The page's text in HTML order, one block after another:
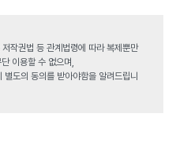
작권법 등 관계법령에 따라 복제뿐만
이용할 수 없으며,
도의 동의를 받아야함을 알려드립니